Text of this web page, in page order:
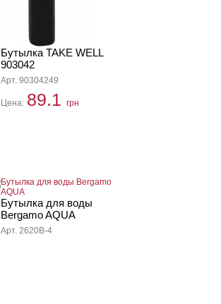
Бутылка TAKE WELL
903042
Арт. 90304249
Цена: 89.1 грн
Бутылка для воды
Bergamo AQUA
Арт. 2620B-4